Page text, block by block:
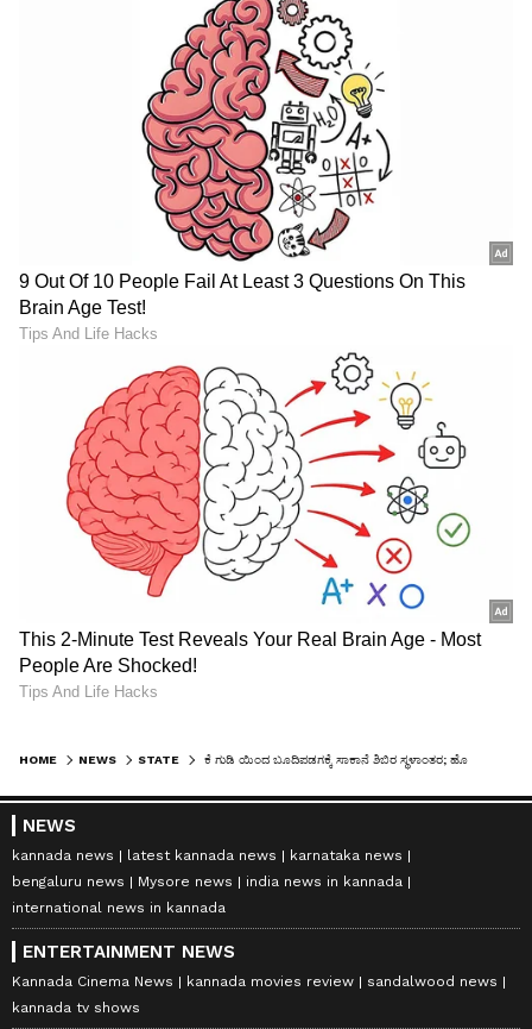
HOME NEWS STATE
NEWS
kannada news latest kannada news
karnataka news
bengaluru news
Mysore news
india news in kannada
international news in kannada
ENTERTAINMENT NEWS
Kannada Cinema News kannada movies review
sandalwood news
kannada tv shows